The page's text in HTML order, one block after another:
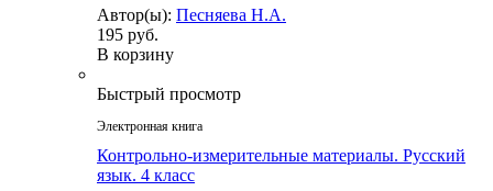
Автор(ы): Песняева Н.А.
195 руб.
В корзину
Быстрый просмотр
Электронная книга
Контрольно-измерительные материалы. Русский
язык. 4 класс